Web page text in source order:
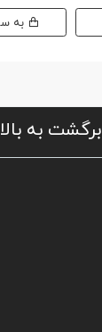
برگشت به بالا